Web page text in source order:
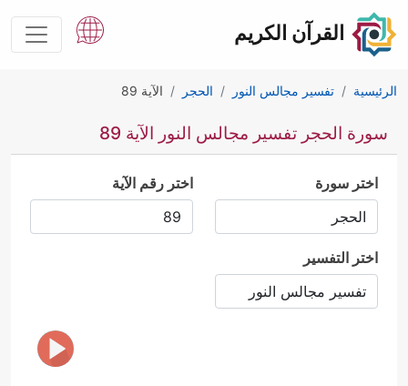
القرآن الكريم
الرئيسية تفسير مجالس النور الحجر الآية 89
سورة الحجر تفسير مجالس النور الآية 89
اختر سورة اختر رقم الآية
اختر التفسير